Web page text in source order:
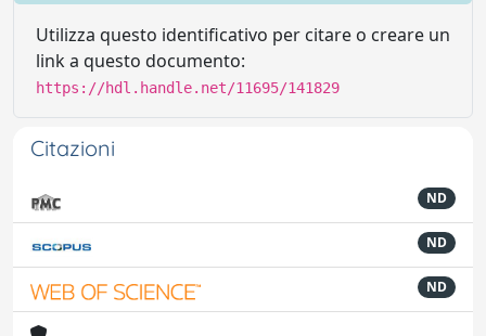
Utilizza questo identificativo per citare o creare un
link a questo documento:
https://hdl.handle.net/11695/141829
Citazioni
ND
ND
ND